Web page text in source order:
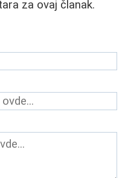
za ovaj članak.